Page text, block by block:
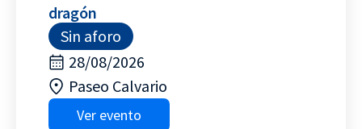
dragón
Sin aforo
28/08/2026
Paseo Calvario
Ver evento